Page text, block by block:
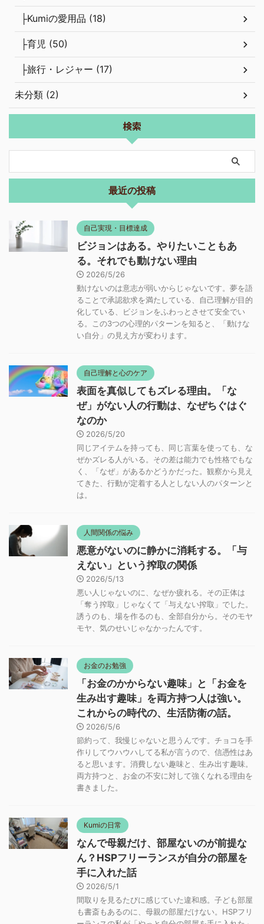
├Kumiの愛用品 (18)
├育児 (50)
├旅行・レジャー (17)
未分類 (2)
検索
最近の投稿
自己実現・目標達成
ビジョンはある。やりたいこともあ
る。それでも動けない理由
2026/5/26
動けないのは意志が弱いからじゃないです。夢を語
ることで承認欲求を満たしている、自己理解が目的
化している、ビジョンをふわっとさせて安全でい
る。この3つの心理的パターンを知ると、「動けな
い自分」の見え方が変わります。
自己理解と心のケア
表面を真似してもズレる理由。「な
ぜ」がない人の行動は、なぜちぐはぐ
なのか
2026/5/20
同じアイテムを持っても、同じ言葉を使っても、な
ぜかズレる人がいる。その差は能力でも性格でもな
く、「なぜ」があるかどうかだった。観察から見え
てきた、行動が定着する人としない人のパターンと
は。
人間関係の悩み
悪意がないのに静かに消耗する。「与
えない」という搾取の関係
2026/5/13
悪い人じゃないのに、なぜか疲れる。その正体は
「奪う搾取」じゃなくて「与えない搾取」でした。
誘うのも、場を作るのも、全部自分から。そのモヤ
モヤ、気のせいじゃなかったんです。
お金のお勉強
「お金のかからない趣味」と「お金を
生み出す趣味」を両方持つ人は強い。
これからの時代の、生活防衛の話。
2026/5/6
節約って、我慢じゃないと思うんです。チョコを手
作りしてウハウハしてる私が言うので、信憑性はあ
ると思います。消費しない趣味と、生み出す趣味。
両方持つと、お金の不安に対して強くなれる理由を
書きました。
Kumiの日常
なんで母親だけ、部屋ないのが前提な
ん？HSPフリーランスが自分の部屋を
手に入れた話
2026/5/1
間取りを見るたびに感じていた違和感。子ども部屋
も書斎もあるのに、母親の部屋だけない。HSPフリ